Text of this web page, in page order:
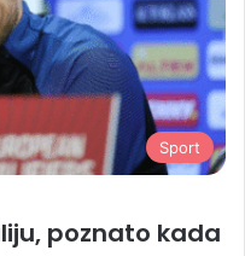
Sport
poznato kada